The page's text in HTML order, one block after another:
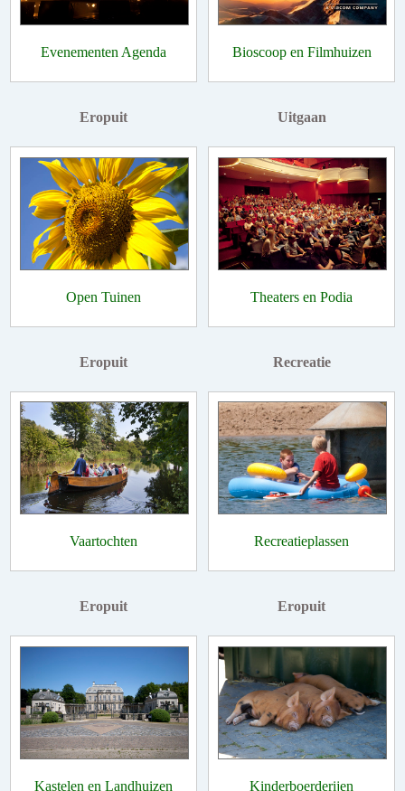
Evenementen Agenda Bioscoop en Filmhuizen
Eropuit
Open Tuinen
Uitgaan
Theaters en Podia
Eropuit
Vaartochten
Recreatie
Recreatieplassen
Eropuit
Kastelen en Landhuizen
Eropuit
Kinderboerderijen